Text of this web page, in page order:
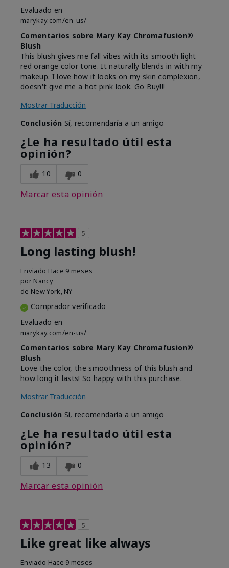
Evaluado en
marykay.com/en-us/
Comentarios sobre Mary Kay Chromafusion®
Blush
This blush gives me fall vibes with its smooth light
red orange color tone. It naturally blends in with my
makeup. I love how it looks on my skin complexion,
doesn't give me a hot pink look. Go Buy!!!
Mostrar Traducción
Conclusión Sí, recomendaría a un amigo
¿Le ha resultado útil esta
opinión?
10 0
Marcar esta opinión
5
Long lasting blush!
Enviado Hace 9 meses
por Nancy
de New York, NY
Comprador verificado
Evaluado en
marykay.com/en-us/
Comentarios sobre Mary Kay Chromafusion®
Blush
Love the color, the smoothness of this blush and
how long it lasts! So happy with this purchase.
Mostrar Traducción
Conclusión Sí, recomendaría a un amigo
¿Le ha resultado útil esta
opinión?
13 0
Marcar esta opinión
5
Like great like always
Enviado Hace 9 meses